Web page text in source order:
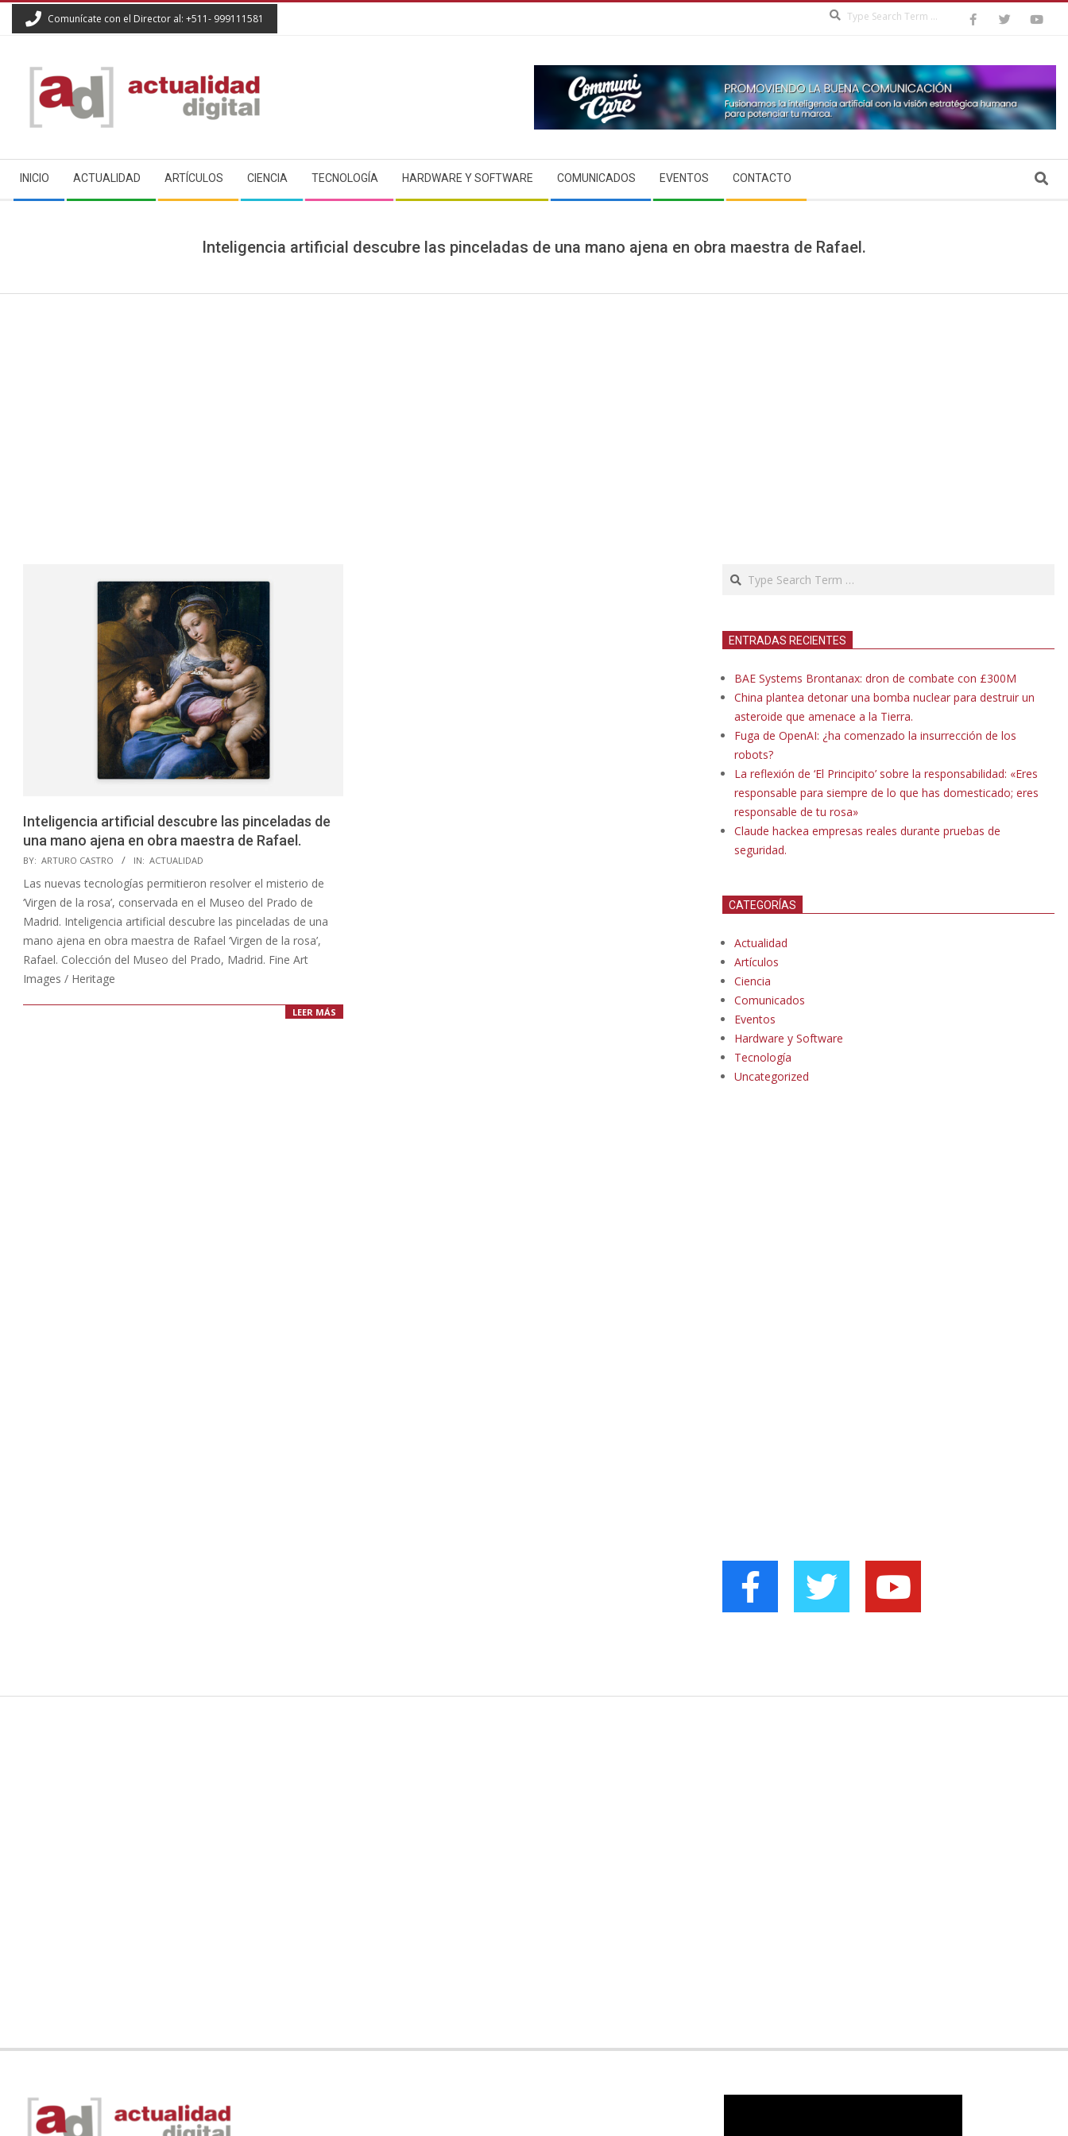
Comunícate con el Director al: +511- 999111581
ACTUALIDAD
DIGITAL
Navigation
Menu
INICIO ACTUALIDAD ARTÍCULOS CIENCIA TECNOLOGÍA HARDWARE Y SOFTWARE COMUNICADOS EVENTOS CONTACTO Search
Inteligencia artificial descubre las pinceladas de una mano ajena en obra maestra de Rafael.
Inteligencia artificial descubre las pinceladas de
una mano ajena en obra maestra de Rafael.
2023-
12-
21
BY: ARTURO CASTRO IN: ACTUALIDAD
Las nuevas tecnologías permitieron resolver el misterio de
‘Virgen de la rosa’, conservada en el Museo del Prado de
Madrid. Inteligencia artificial descubre las pinceladas de una
mano ajena en obra maestra de Rafael ‘Virgen de la rosa’,
Rafael. Colección del Museo del Prado, Madrid. Fine Art
Images / Heritage
LEER MÁS
Search
ENTRADAS RECIENTES
BAE Systems Brontanax: dron de combate con £300M
China plantea detonar una bomba nuclear para destruir un
asteroide que amenace a la Tierra.
Fuga de OpenAI: ¿ha comenzado la insurrección de los
robots?
La reflexión de ‘El Principito’ sobre la responsabilidad: «Eres
responsable para siempre de lo que has domesticado; eres
responsable de tu rosa»
Claude hackea empresas reales durante pruebas de
seguridad.
CATEGORÍAS
Actualidad
Artículos
Ciencia
Comunicados
Eventos
Hardware y Software
Tecnología
Uncategorized